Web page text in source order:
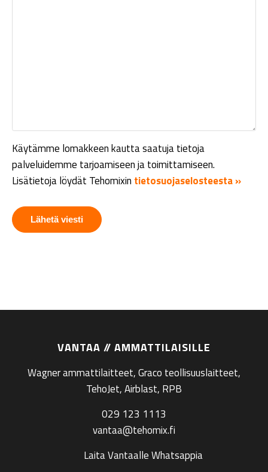
Käytämme lomakkeen kautta saatuja tietoja
palveluidemme tarjoamiseen ja toimittamiseen.
Lisätietoja löydät Tehomixin tietosuojaselosteesta »
VANTAA // AMMATTILAISILLE
Wagner ammattilaitteet, Graco teollisuuslaitteet,
TehoJet, Airblast, RPB
029 123 1113
vantaa@tehomix.fi
Laita Vantaalle Whatsappia